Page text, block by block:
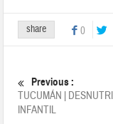
share 0
Previous :
TUCUMÁN |
INFANTIL